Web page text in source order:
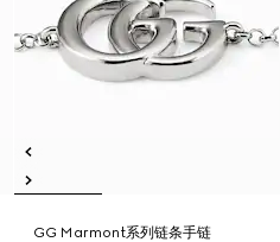
GG Marmont系列链条手链